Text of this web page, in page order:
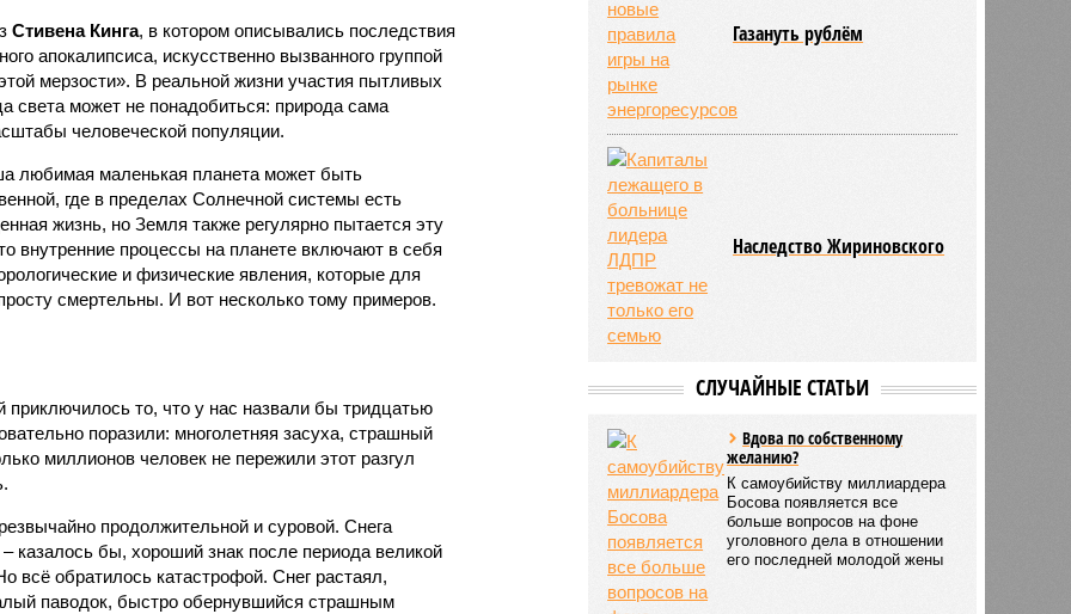
Стивена Кинга, в котором описывались последствия
апокалипсиса, искусственно вызванного группой
мерзости». В реальной жизни участия пытливых
света может не понадобиться: природа сама
человеческой популяции.
любимая маленькая планета может быть
где в пределах Солнечной системы есть
жизнь, но Земля также регулярно пытается эту
внутренние процессы на планете включают в себя
и физические явления, которые для
смертельны. И вот несколько тому примеров.
то, что у нас назвали бы тридцатью
поразили: многолетняя засуха, страшный
миллионов человек не пережили этот разгул
продолжительной и суровой. Снега
казалось бы, хороший знак после периода великой
всё обратилось катастрофой. Снег растаял,
паводок, быстро обернувшийся страшным
Газануть рублём
Наследство Жириновского
СЛУЧАЙНЫЕ СТАТЬИ
Вдова по собственному
желанию?
К самоубийству миллиардера
Босова появляется все
больше вопросов на фоне
уголовного дела в отношении
его последней молодой жены